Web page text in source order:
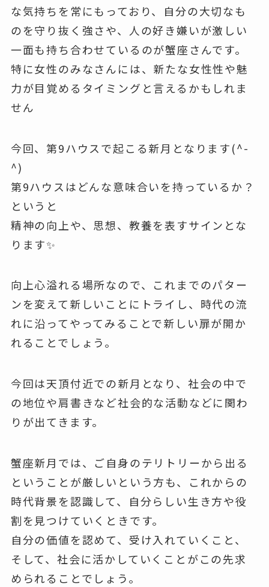
な気持ちを常にもっており、自分の大切なも
のを守り抜く強さや、人の好き嫌いが激しい
一面も持ち合わせているのが蟹座さんです。
特に女性のみなさんには、新たな女性性や魅
力が目覚めるタイミングと言えるかもしれま
せん
今回、第9ハウスで起こる新月となります(^-
^)
第9ハウスはどんな意味合いを持っているか？
というと
精神の向上や、思想、教養を表すサインとな
ります✨
向上心溢れる場所なので、これまでのパター
ンを変えて新しいことにトライし、時代の流
れに沿ってやってみることで新しい扉が開か
れることでしょう。
今回は天頂付近での新月となり、社会の中で
の地位や肩書きなど社会的な活動などに関わ
りが出てきます。
蟹座新月では、ご自身のテリトリーから出る
ということが厳しいという方も、これからの
時代背景を認識して、自分らしい生き方や役
割を見つけていくときです。
自分の価値を認めて、受け入れていくこと、
そして、社会に活かしていくことがこの先求
められることでしょう。